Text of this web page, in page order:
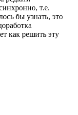
т.е.
бы узнать, это
как решить эту